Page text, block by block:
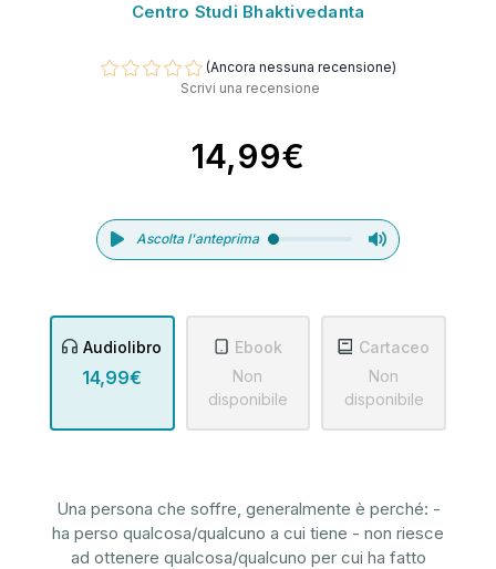
Centro Studi Bhaktivedanta
(Ancora nessuna recensione)
Scrivi una recensione
14,99€
Ascolta l'anteprima
Audiolibro
14,99€
Ebook
Non
disponibile
Cartaceo
Non
disponibile
Una persona che soffre, generalmente è perché: -
ha perso qualcosa/qualcuno a cui tiene - non riesce
ad ottenere qualcosa/qualcuno per cui ha fatto